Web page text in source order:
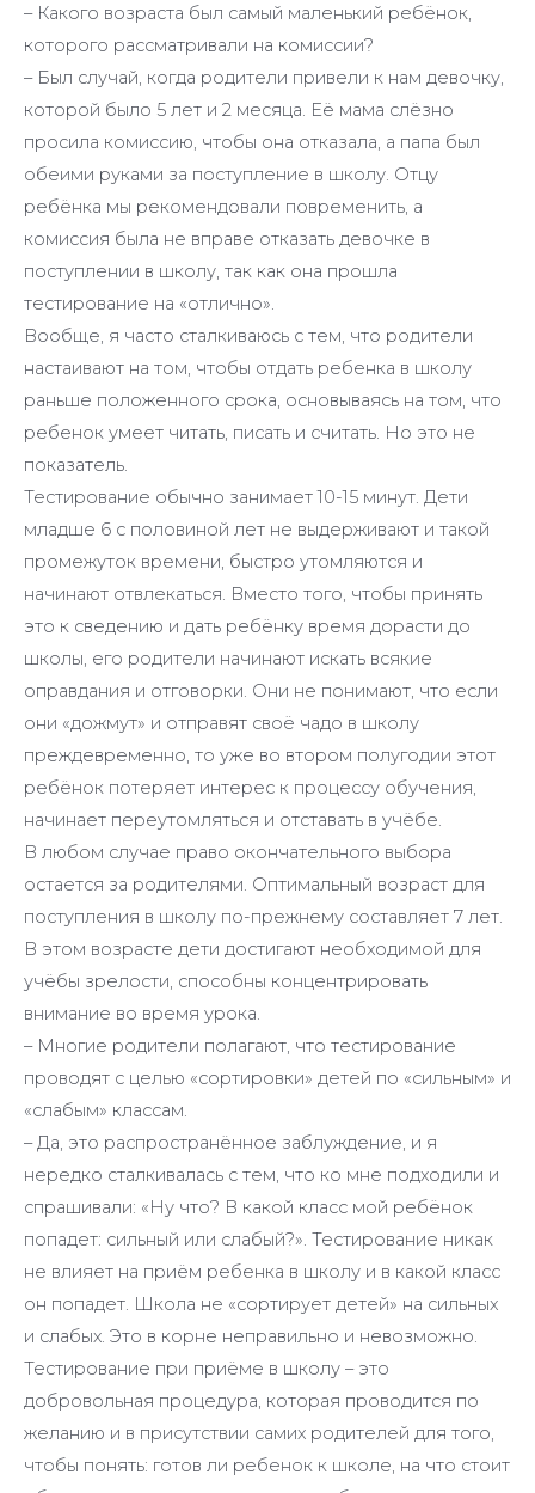
– Какого возраста был самый маленький ребёнок,
которого рассматривали на комиссии?
– Был случай, когда родители привели к нам девочку,
которой было 5 лет и 2 месяца. Её мама слёзно
просила комиссию, чтобы она отказала, а папа был
обеими руками за поступление в школу. Отцу
ребёнка мы рекомендовали повременить, а
комиссия была не вправе отказать девочке в
поступлении в школу, так как она прошла
тестирование на «отлично».
Вообще, я часто сталкиваюсь с тем, что родители
настаивают на том, чтобы отдать ребенка в школу
раньше положенного срока, основываясь на том, что
ребенок умеет читать, писать и считать. Но это не
показатель.
Тестирование обычно занимает 10-15 минут. Дети
младше 6 с половиной лет не выдерживают и такой
промежуток времени, быстро утомляются и
начинают отвлекаться. Вместо того, чтобы принять
это к сведению и дать ребёнку время дорасти до
школы, его родители начинают искать всякие
оправдания и отговорки. Они не понимают, что если
они «дожмут» и отправят своё чадо в школу
преждевременно, то уже во втором полугодии этот
ребёнок потеряет интерес к процессу обучения,
начинает переутомляться и отставать в учёбе.
В любом случае право окончательного выбора
остается за родителями. Оптимальный возраст для
поступления в школу по-прежнему составляет 7 лет.
В этом возрасте дети достигают необходимой для
учёбы зрелости, способны концентрировать
внимание во время урока.
– Многие родители полагают, что тестирование
проводят с целью «сортировки» детей по «сильным» и
«слабым» классам.
– Да, это распространённое заблуждение, и я
нередко сталкивалась с тем, что ко мне подходили и
спрашивали: «Ну что? В какой класс мой ребёнок
попадет: сильный или слабый?». Тестирование никак
не влияет на приём ребенка в школу и в какой класс
он попадет. Школа не «сортирует детей» на сильных
и слабых. Это в корне неправильно и невозможно.
Тестирование при приёме в школу – это
добровольная процедура, которая проводится по
желанию и в присутствии самих родителей для того,
чтобы понять: готов ли ребенок к школе, на что стоит